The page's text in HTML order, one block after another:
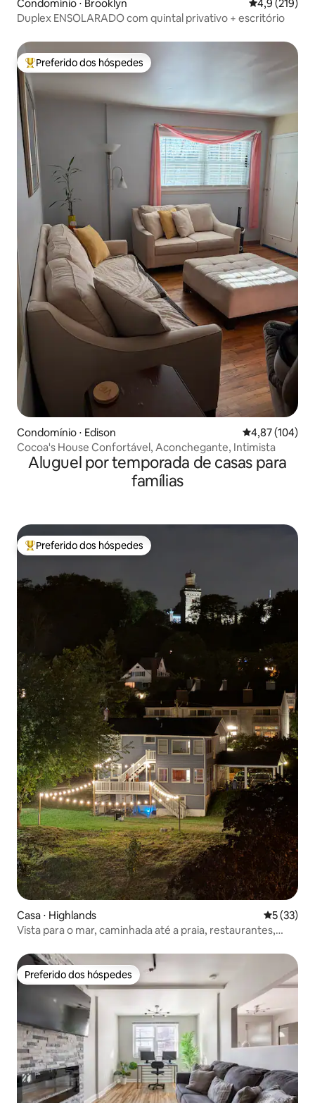
Condomínio ⋅ Brooklyn 4,9 de uma
4,9 (219)
Duplex ENSOLARADO com quintal privativo + escritório
Entre os melhores preferidos dos hóspedes
Preferido dos hóspedes
Condomínio ⋅ Edison 4,87 de uma
4,87 (104)
Cocoa's House Confortável, Aconchegante, Intimista
Aluguel por temporada de casas para
famílias
Entre os melhores preferidos dos hóspedes
Preferido dos hóspedes
Casa ⋅ Highlands 5 de uma
5 (33)
Vista para o mar, caminhada até a praia, restaurantes,
Preferido dos hóspedes
Preferido dos hóspedes